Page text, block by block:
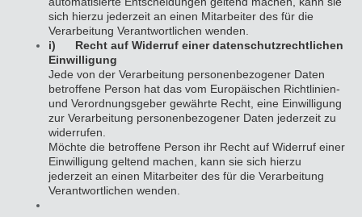
sich hierzu jederzeit an einen Mitarbeiter des für die
Verarbeitung Verantwortlichen wenden.
i) Recht auf Widerruf einer datenschutzrechtlichen
Einwilligung
Jede von der Verarbeitung personenbezogener Daten
betroffene Person hat das vom Europäischen Richtlinien-
und Verordnungsgeber gewährte Recht, eine Einwilligung
zur Verarbeitung personenbezogener Daten jederzeit zu
widerrufen.
Möchte die betroffene Person ihr Recht auf Widerruf einer
Einwilligung geltend machen, kann sie sich hierzu
jederzeit an einen Mitarbeiter des für die Verarbeitung
Verantwortlichen wenden.